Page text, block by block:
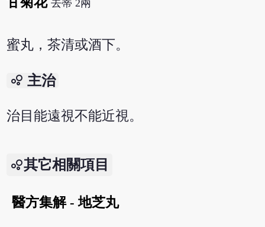
去蒂 2兩
蜜丸，茶清或酒下。
bubble_chart 主治
治目能遠視不能近視。
其它相關項目
醫方集解 - 地芝丸